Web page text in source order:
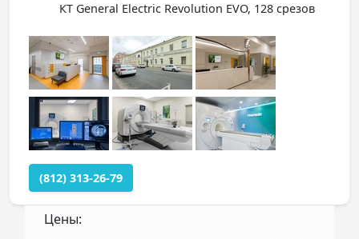
КТ General Electric Revolution EVO, 128 срезов
(812) 313-26-79
Цены: